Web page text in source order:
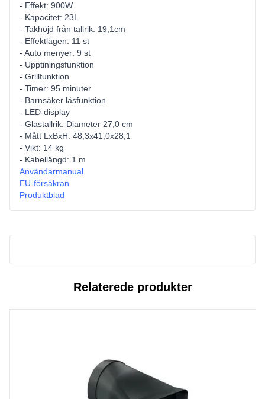
- Effekt: 900W
- Kapacitet: 23L
- Takhöjd från tallrik: 19,1cm
- Effektlägen: 11 st
- Auto menyer: 9 st
- Upptiningsfunktion
- Grillfunktion
- Timer: 95 minuter
- Barnsäker låsfunktion
- LED-display
- Glastallrik: Diameter 27,0 cm
- Mått LxBxH: 48,3x41,0x28,1
- Vikt: 14 kg
- Kabellängd: 1 m
Användarmanual
EU-försäkran
Produktblad
Relaterede produkter